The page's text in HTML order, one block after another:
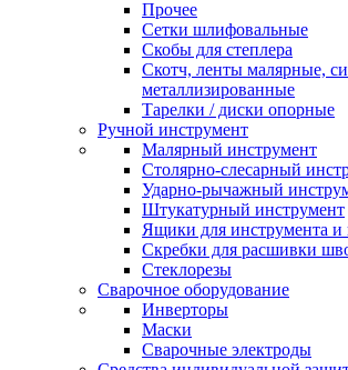
Прочее
Сетки шлифовальные
Скобы для степлера
Скотч, ленты малярные,
металлизированные
Тарелки / диски опорные
Ручной инструмент
Малярный инструмент
Столярно-слесарный
Ударно-рычажный
Штукатурный инструмент
Ящики для инструмента и
Скребки для расшивки
Стеклорезы
Сварочное оборудование
Инверторы
Маски
Сварочные электроды